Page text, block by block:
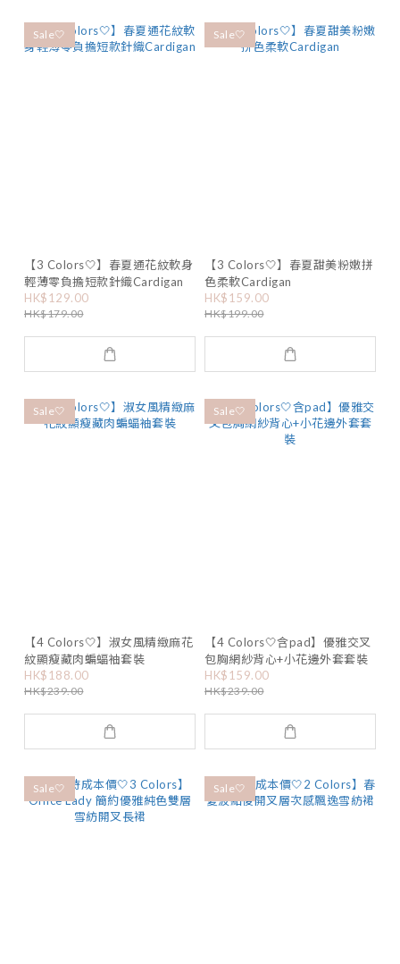
Sale🤍
【3 Colors🤍】春夏通花紋軟身
輕薄零負擔短款針織Cardigan
HK$129.00
HK$179.00
Sale🤍
【3 Colors🤍】春夏甜美粉嫩拼
色柔軟Cardigan
HK$159.00
HK$199.00
Sale🤍
【4 Colors🤍】淑女風精緻麻花
紋顯瘦藏肉蝙蝠袖套裝
HK$188.00
HK$239.00
Sale🤍
【4 Colors🤍含pad】優雅交叉
包胸網紗背心+小花邊外套套裝
HK$159.00
HK$239.00
Sale🤍 Sale🤍